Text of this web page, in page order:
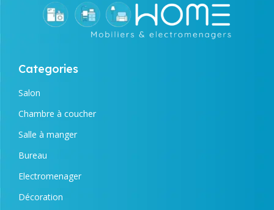
Categories
Salon
Chambre à coucher
Salle à manger
Bureau
Electromenager
Décoration